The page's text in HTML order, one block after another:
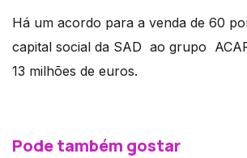
Há um acordo para a venda de 60
capital social da SAD ao grupo
13 milhões de euros.
Pode também gostar